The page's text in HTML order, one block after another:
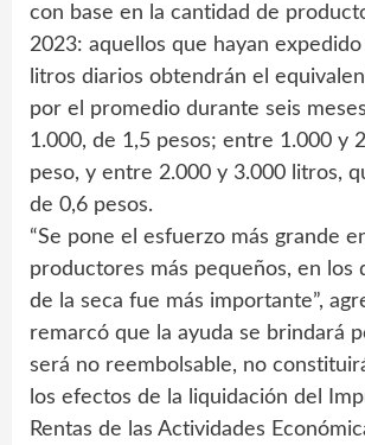
con base en la cantidad de
2023: aquellos que hayan
litros diarios obtendrán el
por el promedio durante seis
1.000, de 1,5 pesos; entre 1.000 y
peso, y entre 2.000 y 3.000 litros,
de 0,6 pesos.
“Se pone el esfuerzo más grande
productores más pequeños, en los
de la seca fue más importante”,
remarcó que la ayuda se brindará
será no reembolsable, no
los efectos de la liquidación del
Rentas de las Actividades